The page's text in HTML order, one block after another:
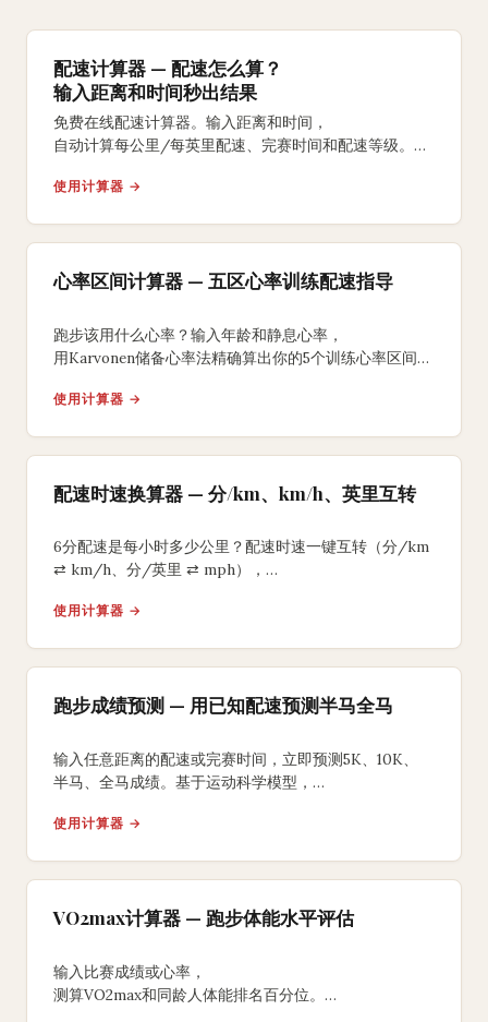
配速计算器 — 配速怎么算？
输入距离和时间秒出结果
免费在线配速计算器。输入距离和时间，
自动计算每公里/每英里配速、完赛时间和配速等级。
使用计算器 →
心率区间计算器 — 五区心率训练配速指导
跑步该用什么心率？输入年龄和静息心率，
用Karvonen储备心率法精确算出你的5个训练心率区间，
使用计算器 →
配速时速换算器 — 分/km、km/h、英里互转
6分配速是每小时多少公里？配速时速一键互转（分/km
⇄ km/h、分/英里 ⇄ mph），
使用计算器 →
跑步成绩预测 — 用已知配速预测半马全马
输入任意距离的配速或完赛时间，立即预测5K、10K、
半马、全马成绩。基于运动科学模型，
使用计算器 →
VO2max计算器 — 跑步体能水平评估
输入比赛成绩或心率，
测算VO2max和同龄人体能排名百分位。